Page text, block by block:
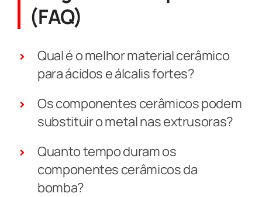
(FAQ)
Qual é o melhor material cerâmico
para ácidos e álcalis fortes?
Os componentes cerâmicos podem
substituir o metal nas extrusoras?
Quanto tempo duram os
componentes cerâmicos da
bomba?